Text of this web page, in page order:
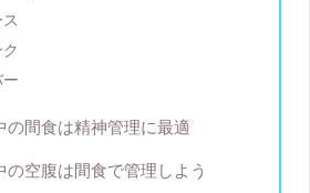
ー
の間食は精神管理に最適
の空腹は間食で管理しよう